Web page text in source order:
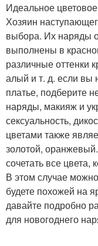
Идеальное
Хозяин
выбора. Их наряды
выполнены в
различные оттенки
алый и т. д. если вы
платье, подберите
наряды, макияж и
сексуальность,
цветами также
золотой,
сочетать все
В этом случае
будете похожей на
давайте подробно
для новогоднего